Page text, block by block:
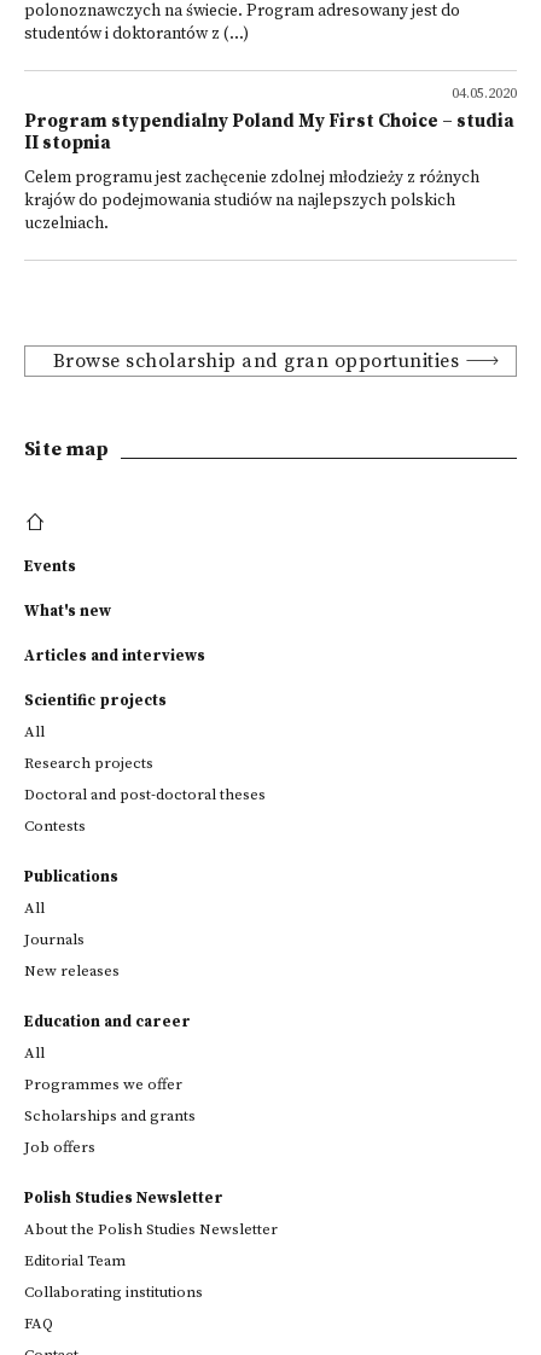
polonoznawczych na świecie. Program adresowany jest do
studentów i doktorantów z (...)
04.05.2020
Program stypendialny Poland My First Choice – studia
II stopnia
Celem programu jest zachęcenie zdolnej młodzieży z różnych
krajów do podejmowania studiów na najlepszych polskich
uczelniach.
Browse scholarship and gran opportunities
Site map
Events
What's new
Articles and interviews
Scientific projects
All
Research projects
Doctoral and post-doctoral theses
Contests
Publications
All
Journals
New releases
Education and career
All
Programmes we offer
Scholarships and grants
Job offers
Polish Studies Newsletter
About the Polish Studies Newsletter
Editorial Team
Collaborating institutions
FAQ